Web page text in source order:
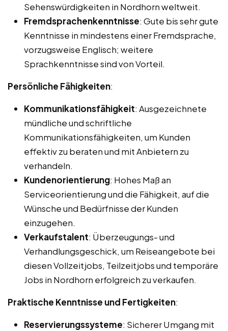
Sehenswürdigkeiten in Nordhorn weltweit.
Fremdsprachenkenntnisse: Gute bis sehr gute
Kenntnisse in mindestens einer Fremdsprache,
vorzugsweise Englisch; weitere
Sprachkenntnisse sind von Vorteil.
Persönliche Fähigkeiten:
Kommunikationsfähigkeit: Ausgezeichnete
mündliche und schriftliche
Kommunikationsfähigkeiten, um Kunden
effektiv zu beraten und mit Anbietern zu
verhandeln.
Kundenorientierung: Hohes Maß an
Serviceorientierung und die Fähigkeit, auf die
Wünsche und Bedürfnisse der Kunden
einzugehen.
Verkaufstalent: Überzeugungs- und
Verhandlungsgeschick, um Reiseangebote bei
diesen Vollzeitjobs, Teilzeitjobs und temporäre
Jobs in Nordhorn erfolgreich zu verkaufen.
Praktische Kenntnisse und Fertigkeiten:
Reservierungssysteme: Sicherer Umgang mit